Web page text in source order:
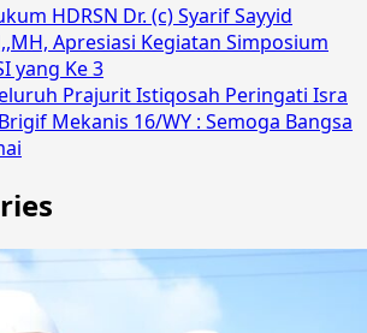
HDRSN Dr. (c) Syarif Sayyid
Apresiasi Kegiatan Simposium
yang Ke 3
Prajurit Istiqosah Peringati Isra
Mekanis 16/WY : Semoga Bangsa